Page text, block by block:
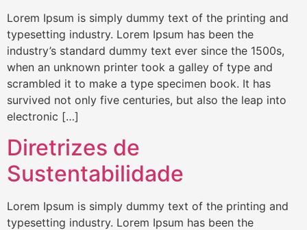
Lorem Ipsum is simply dummy text of the printing and
typesetting industry. Lorem Ipsum has been the
industry’s standard dummy text ever since the 1500s,
when an unknown printer took a galley of type and
scrambled it to make a type specimen book. It has
survived not only five centuries, but also the leap into
electronic […]
Diretrizes de
Sustentabilidade
Lorem Ipsum is simply dummy text of the printing and
typesetting industry. Lorem Ipsum has been the